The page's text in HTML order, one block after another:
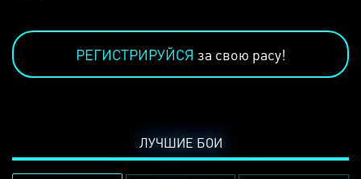
РЕГИСТРИРУЙСЯ за свою расу!
ЛУЧШИЕ БОИ